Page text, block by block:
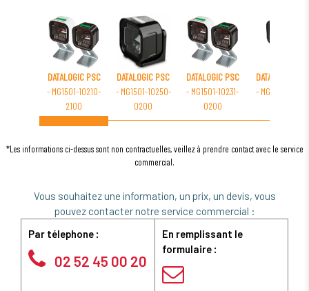
DATALOGIC PSC
- MG1501-10210-
2100
DATALOGIC PSC
- MG1501-10250-
0200
DATALOGIC PSC
- MG1501-10231-
0200
DATALOGIC PSC
- MG1501-10310-
*Les informations ci-dessus sont non contractuelles, veillez à prendre contact avec le service
commercial.
Vous souhaitez une information, un prix, un devis, vous
pouvez contacter notre service commercial :
Par télephone :
02 52 45 00 20
En remplissant le
formulaire :